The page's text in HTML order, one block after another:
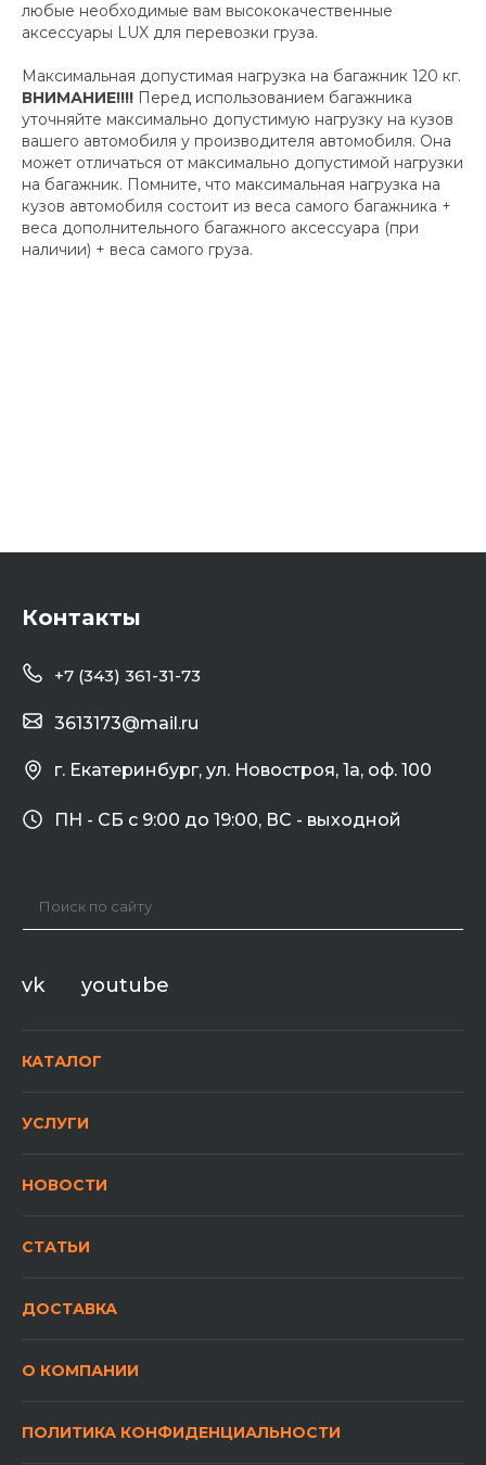
любые необходимые вам высококачественные
аксессуары LUX для перевозки груза.
Максимальная допустимая нагрузка на багажник 120 кг.
ВНИМАНИЕ!!!! Перед использованием багажника
уточняйте максимально допустимую нагрузку на кузов
вашего автомобиля у производителя автомобиля. Она
может отличаться от максимально допустимой нагрузки
на багажник. Помните, что максимальная нагрузка на
кузов автомобиля состоит из веса самого багажника +
веса дополнительного багажного аксессуара (при
наличии) + веса самого груза.
Контакты
+7 (343) 361-31-73
г. Екатеринбург, ул. Новостроя, 1а, оф. 100
3613173@mail.ru
ПН - СБ с 9:00 до 19:00, ВС - выходной
vk youtube
КАТАЛОГ
УСЛУГИ
НОВОСТИ
СТАТЬИ
ДОСТАВКА
О КОМПАНИИ
ПОЛИТИКА КОНФИДЕНЦИАЛЬНОСТИ